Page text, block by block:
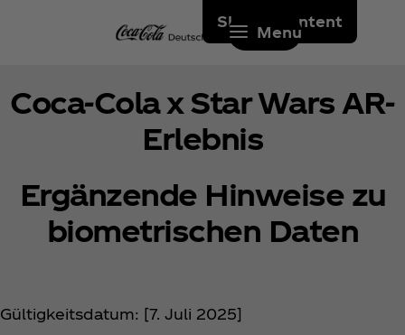
Skip to content
Menu
Coca‑Cola x Star Wars AR-
Erlebnis
Ergänzende Hinweise zu
biometrischen Daten
Gültigkeitsdatum: [7. Juli 2025]